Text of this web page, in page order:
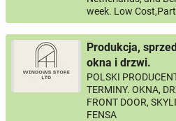
Imię i nazwisko
Twój email
week. Low
Produkcja,
okna i drzwi.
POLSKI
TERMINY. OKNA,
FRONT DOOR,
FENSA